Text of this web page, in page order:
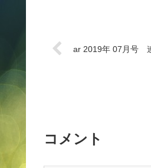
ar 2019年 07月号
コメント